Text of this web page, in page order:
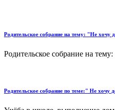
Родительское собрание на тему: "Не хочу
Родительское собрание на
Родительское собрание по теме:" Не хочу